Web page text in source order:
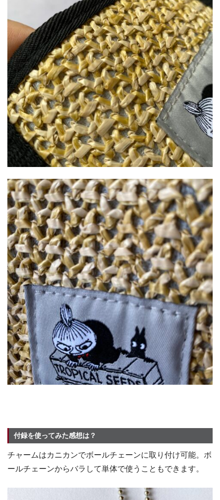
付録を使ってみた感想は？
チャームはカニカンでボールチェーンに取り付け可能。ボ
ールチェーンからバラして単体で使うこともできます。